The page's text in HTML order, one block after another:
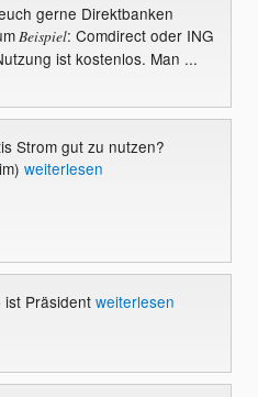
gerne Direktbanken
Beispiel: Comdirect oder ING
ist kostenlos. Man ...
Strom gut zu nutzen?
weiterlesen
ist Präsident weiterlesen